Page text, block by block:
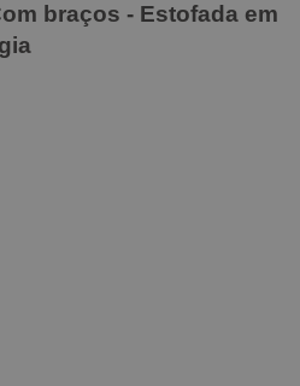
braços - Estofada em